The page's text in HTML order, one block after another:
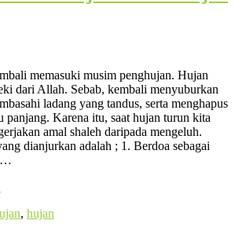
memasuki musim penghujan. Hujan
dari Allah. Sebab, kembali menyuburkan
ladang yang tandus, serta menghapus
panjang. Karena itu, saat hujan turun kita
amal shaleh daripada mengeluh.
dianjurkan adalah ; 1. Berdoa sebagai
, hujan